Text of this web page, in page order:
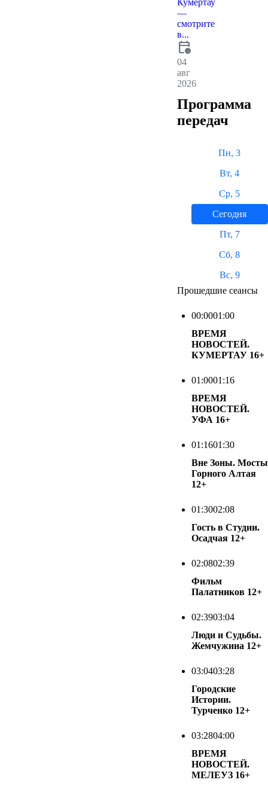
—
смотрите
в...
calendar_clock
04
авг
2026
Программа
передач
Пн, 3
Вт, 4
Ср, 5
Сегодня
Пт, 7
Сб, 8
Вс, 9
Прошедшие сеансы
00:0001:00
ВРЕМЯ
НОВОСТЕЙ.
КУМЕРТАУ 16+
01:0001:16
ВРЕМЯ
НОВОСТЕЙ.
УФА 16+
01:1601:30
Вне Зоны. Мосты
Горного Алтая
12+
01:3002:08
Гость в Студии.
Осадчая 12+
02:0802:39
Фильм
Палатников 12+
02:3903:04
Люди и Судьбы.
Жемчужина 12+
03:0403:28
Городские
Истории.
Турченко 12+
03:2804:00
ВРЕМЯ
НОВОСТЕЙ.
МЕЛЕУЗ 16+